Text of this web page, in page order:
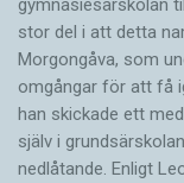
gymnasiesärskolan
stor del i att detta
Morgongåva, som
omgångar för att få
han skickade ett
själv i
nedlåtande. Enligt